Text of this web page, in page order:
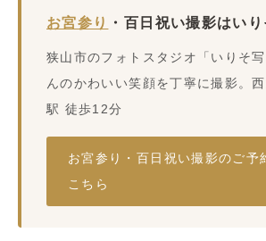
お宮参り ・百日祝い撮影はい
狭山市のフォトスタジオ「いりそ
んのかわいい笑顔を丁寧に撮影。
駅 徒歩12分
お宮参り・百日祝い撮影のご予
こちら